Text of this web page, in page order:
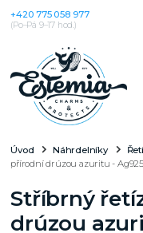
+420 775 058 977
(Po–Pá 9–17 hod.)
Úvod Náhrdelníky
přírodní drúzou azuritu - Ag925
Stříbrný
drúzou